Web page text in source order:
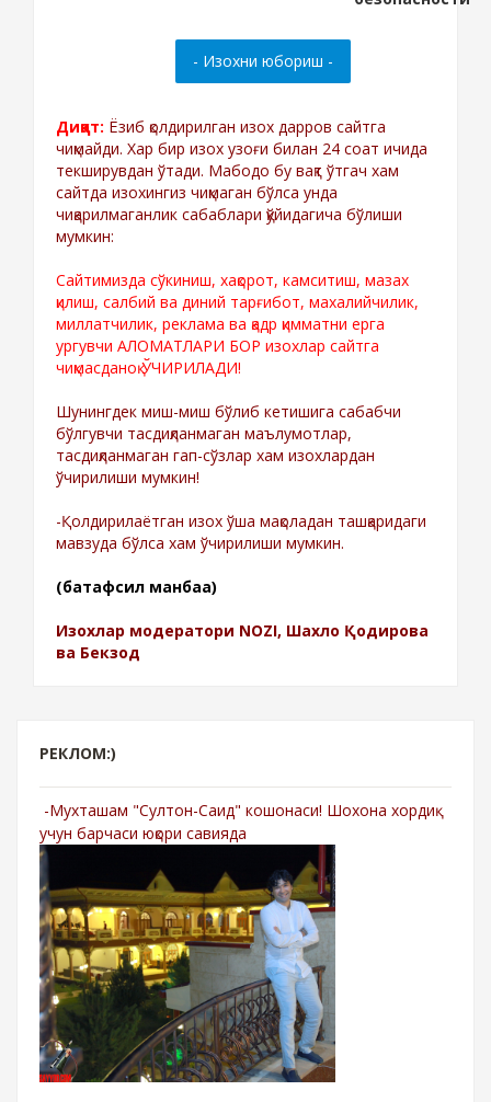
Диққат: Ёзиб қолдирилган изох дарров сайтга
чиқмайди. Хар бир изох узоғи билан 24 соат ичида
текширувдан ўтади. Мабодо бу вақт ўтгач хам
сайтда изохингиз чиқмаган бўлса унда
чиқарилмаганлик сабаблари қўйидагича бўлиши
мумкин:
Сайтимизда сўкиниш, хақорот, камситиш, мазах
қилиш, салбий ва диний тарғибот, махалийчилик,
миллатчилик, реклама ва қадр қимматни ерга
ургувчи АЛОМАТЛАРИ БОР изохлар сайтга
чиқмасданоқ ЎЧИРИЛАДИ!
Шунингдек миш-миш бўлиб кетишига сабабчи
бўлгувчи тасдиқланмаган маълумотлар,
тасдиқланмаган гап-сўзлар хам изохлардан
ўчирилиши мумкин!
-Қолдирилаётган изох ўша мақоладан ташқаридаги
мавзуда бўлса хам ўчирилиши мумкин.
(батафсил манбаа)
Изохлар модератори NOZI, Шахло Қодирова
ва Бекзод
РЕКЛОМ:)
-Мухташам "Султон-Саид" кошонаси! Шохона хордиқ
учун барчаси юқори савияда